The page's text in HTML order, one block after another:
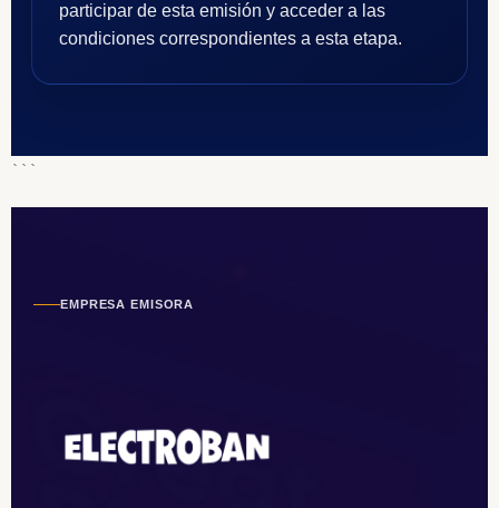
participar de esta emisión y acceder a las
condiciones correspondientes a esta etapa.
```
EMPRESA EMISORA